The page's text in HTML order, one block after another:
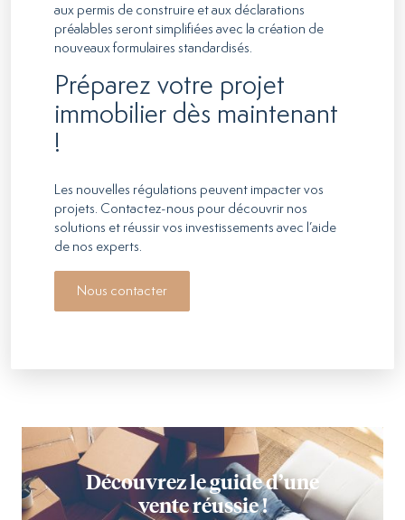
aux permis de construire et aux déclarations
préalables seront simplifiées avec la création de
nouveaux formulaires standardisés.
Préparez votre projet
immobilier dès maintenant
!
Les nouvelles régulations peuvent impacter vos
projets. Contactez-nous pour découvrir nos
solutions et réussir vos investissements avec l’aide
de nos experts.
Nous contacter
Découvrez le guide d’une
vente réussie !